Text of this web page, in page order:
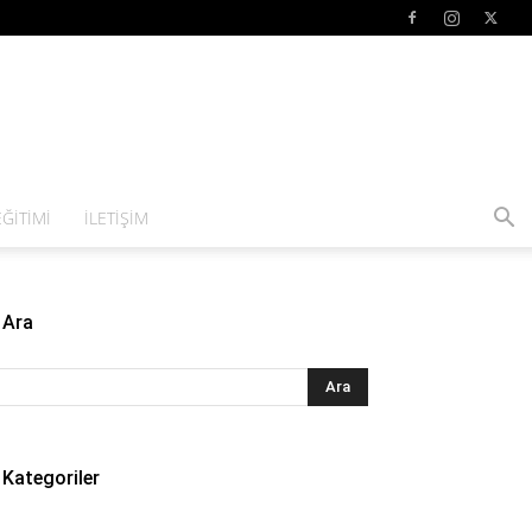
İLETIŞIM
Ara
Kategoriler